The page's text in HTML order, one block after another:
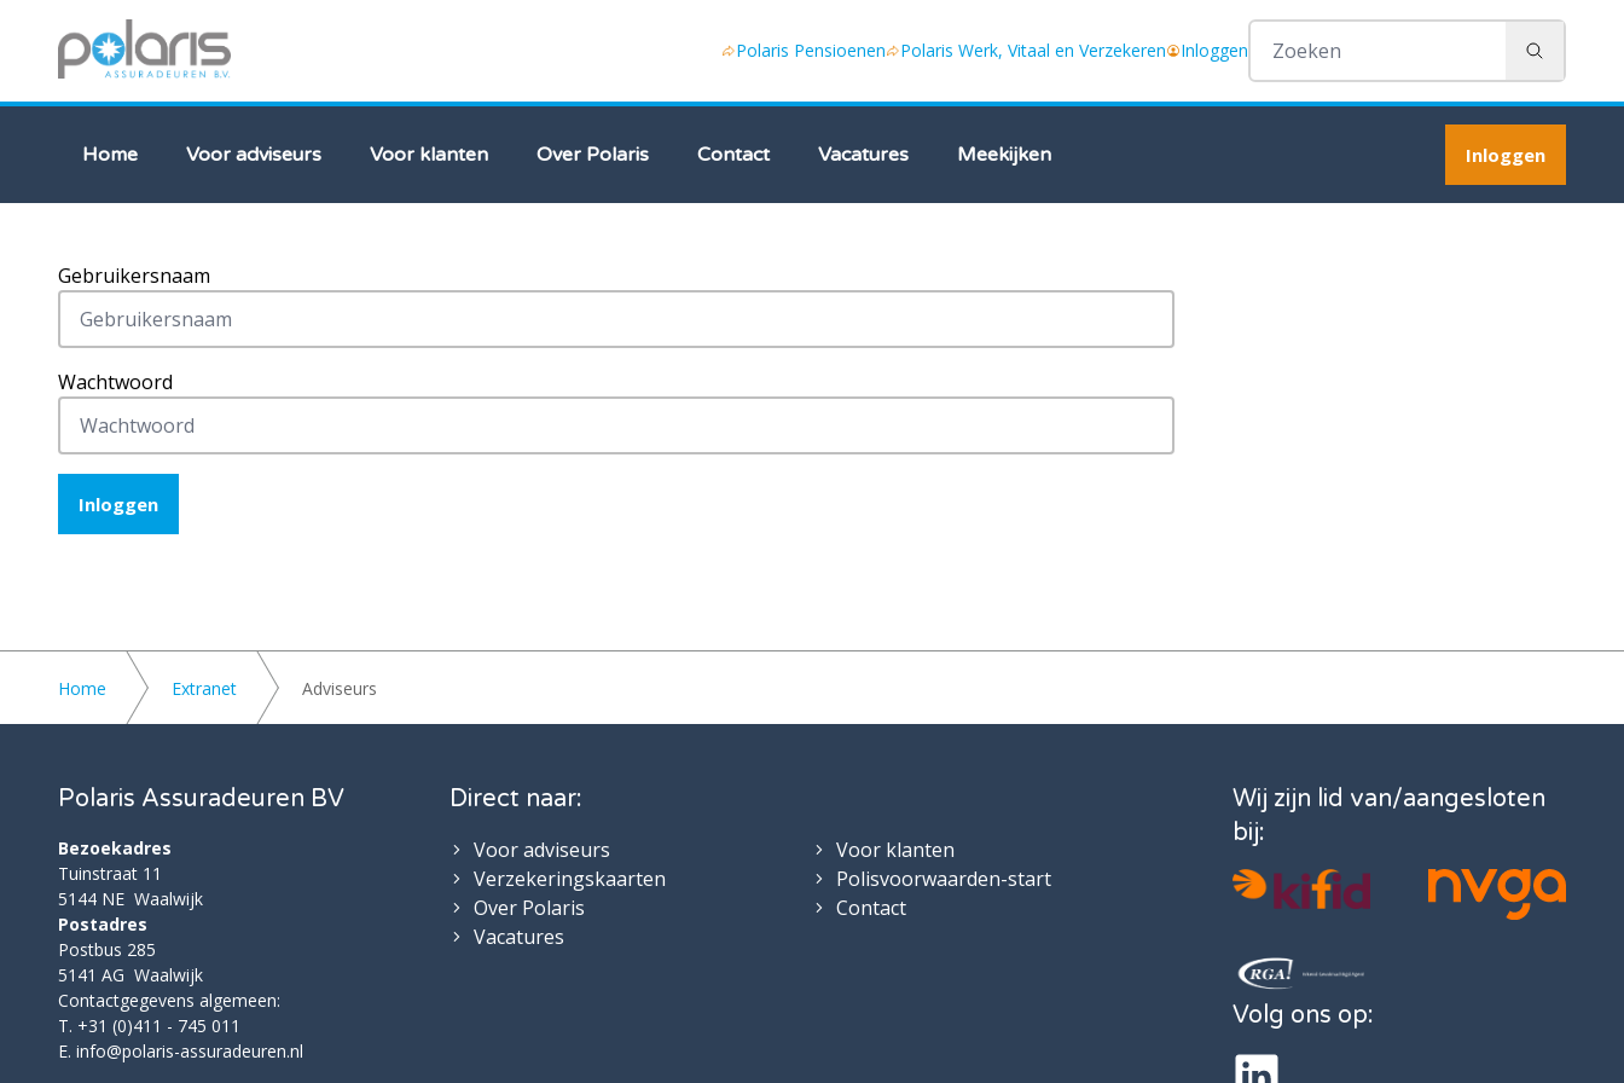
Polaris Pensioenen Polaris Werk, Vitaal en Verzekeren Inloggen Zoeken
Home Voor adviseurs Voor klanten Over Polaris Contact Vacatures Meekijken Inloggen
Gebruikersnaam
Wachtwoord
Inloggen
Home Extranet Adviseurs
Polaris Assuradeuren BV
Bezoekadres
Tuinstraat 11
5144 NE Waalwijk
Postadres
Postbus 285
5141 AG Waalwijk
Contactgegevens algemeen:
T. +31 (0)411 - 745 011
E. info@polaris-assuradeuren.nl
Direct naar:
Voor adviseurs
Voor klanten
Verzekeringskaarten
Polisvoorwaarden-start
Over Polaris
Contact
Vacatures
Wij zijn lid van/aangesloten
bij:
Volg ons op: